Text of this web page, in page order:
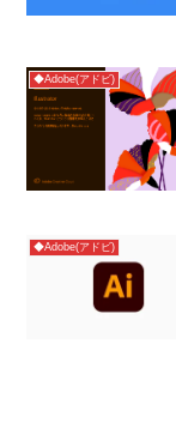
◆Adobe(アドビ)
◆Adobe(アドビ)